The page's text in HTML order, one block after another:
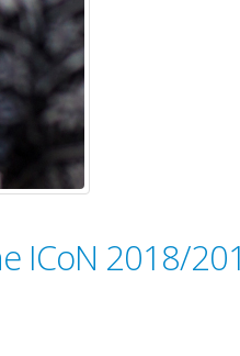
ICoN 2018/